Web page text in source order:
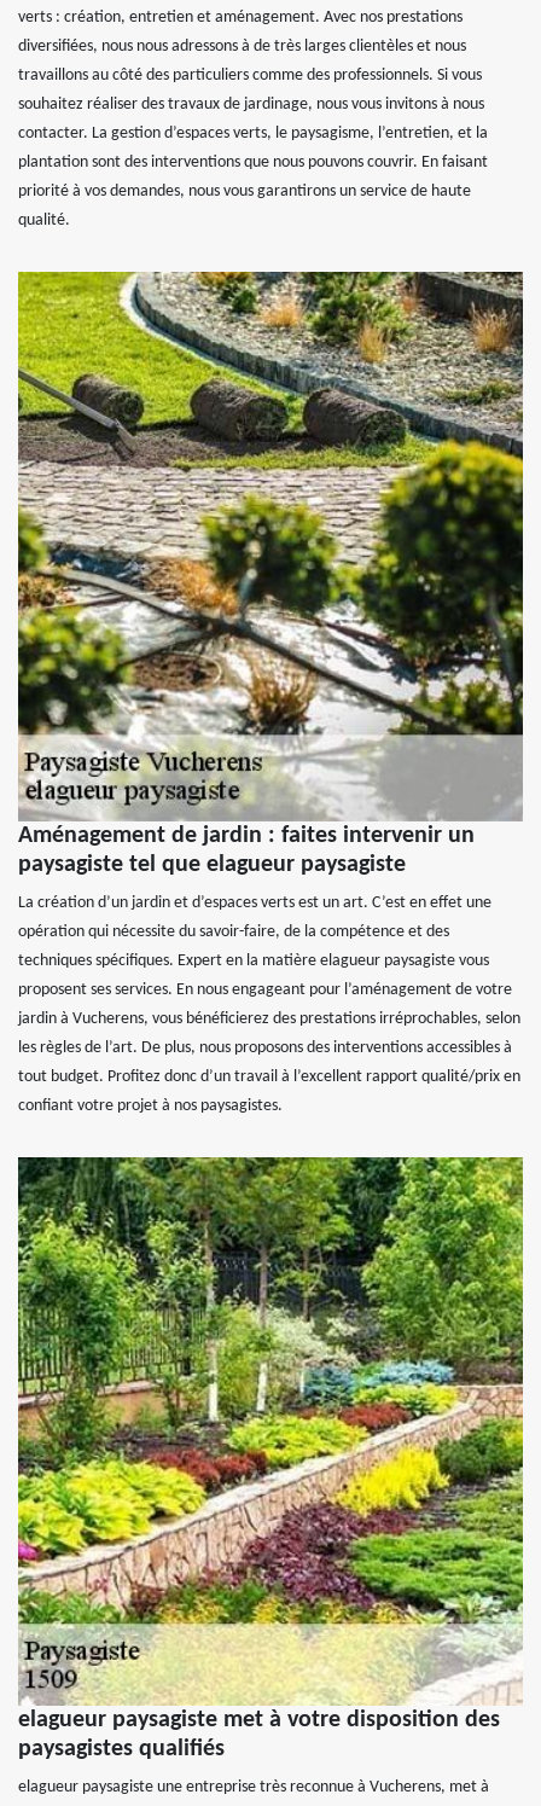
verts : création, entretien et aménagement. Avec nos prestations
diversifiées, nous nous adressons à de très larges clientèles et nous
travaillons au côté des particuliers comme des professionnels. Si vous
souhaitez réaliser des travaux de jardinage, nous vous invitons à nous
contacter. La gestion d’espaces verts, le paysagisme, l’entretien, et la
plantation sont des interventions que nous pouvons couvrir. En faisant
priorité à vos demandes, nous vous garantirons un service de haute
qualité.
Aménagement de jardin : faites intervenir un
paysagiste tel que elagueur paysagiste
La création d’un jardin et d’espaces verts est un art. C’est en effet une
opération qui nécessite du savoir-faire, de la compétence et des
techniques spécifiques. Expert en la matière elagueur paysagiste vous
proposent ses services. En nous engageant pour l’aménagement de votre
jardin à Vucherens, vous bénéficierez des prestations irréprochables, selon
les règles de l’art. De plus, nous proposons des interventions accessibles à
tout budget. Profitez donc d’un travail à l’excellent rapport qualité/prix en
confiant votre projet à nos paysagistes.
elagueur paysagiste met à votre disposition des
paysagistes qualifiés
elagueur paysagiste une entreprise très reconnue à Vucherens, met à